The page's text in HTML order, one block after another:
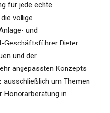
für jede echte
völlige
und
Geschäftsführer Dieter
und der
angepassten Konzepts
ausschließlich um Themen
Honorarberatung in